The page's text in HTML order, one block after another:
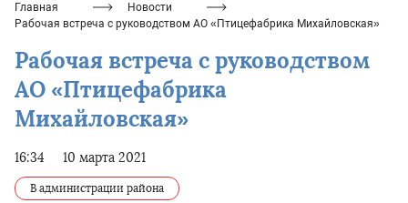
Главная
Новости
Рабочая встреча с руководством АО «Птицефабрика Михайловская»
Рабочая встреча с руководством
АО «Птицефабрика
Михайловская»
16:34 10 марта 2021
В администрации района